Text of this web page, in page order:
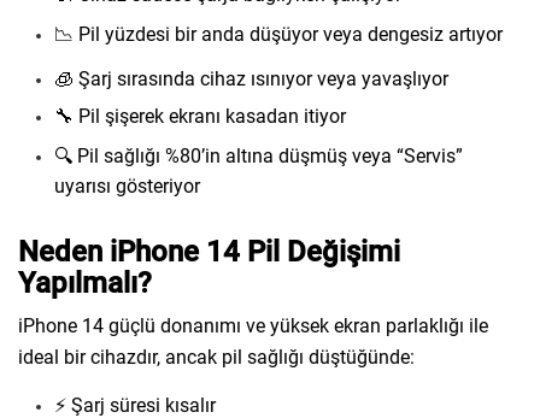
📉 Pil yüzdesi bir anda düşüyor veya dengesiz artıyor
🧊 Şarj sırasında cihaz ısınıyor veya yavaşlıyor
🔧 Pil şişerek ekranı kasadan itiyor
🔍 Pil sağlığı %80’in altına düşmüş veya “Servis”
uyarısı gösteriyor
Neden iPhone 14 Pil Değişimi
Yapılmalı?
iPhone 14 güçlü donanımı ve yüksek ekran parlaklığı ile
ideal bir cihazdır, ancak pil sağlığı düştüğünde:
⚡️ Şarj süresi kısalır